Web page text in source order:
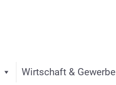
Wirtschaft & Gewerbe